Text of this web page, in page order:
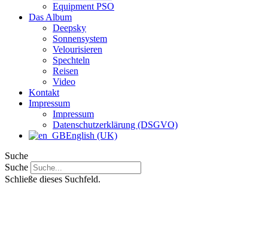
Equipment PSO
Das Album
Deepsky
Sonnensystem
Velourisieren
Spechteln
Reisen
Video
Kontakt
Impressum
Impressum
Datenschutzerklärung (DSGVO)
English (UK)
Suche
Suche
Schließe dieses Suchfeld.